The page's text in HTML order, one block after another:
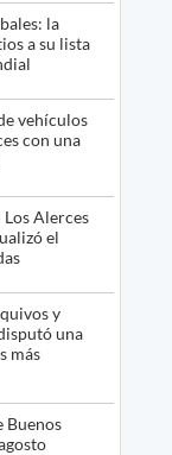
la
a su lista
vehículos
con una
Alerces
el
y
una
más
Buenos